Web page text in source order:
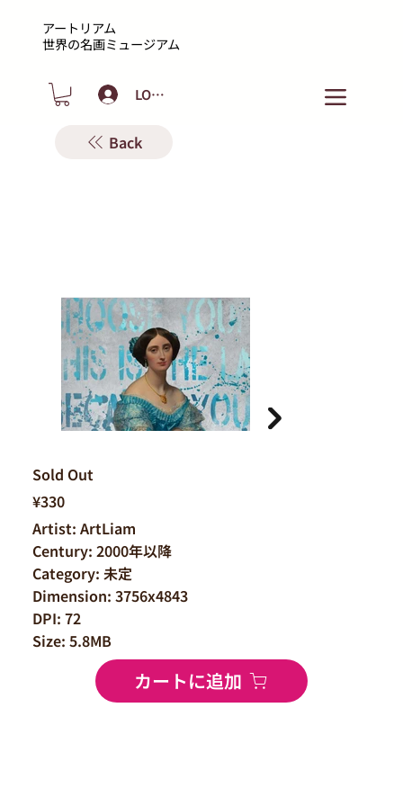
アートリアム
​世界の名画ミュージアム
LOGIN
Back
¥330
Artist: ArtLiam
Century: 2000年以降
Category: 未定
Dimension: 3756x4843
DPI: 72
Size: 5.8MB
カートに追加
Sold Out